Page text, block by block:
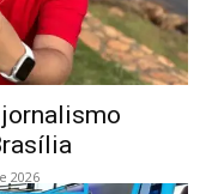
2026